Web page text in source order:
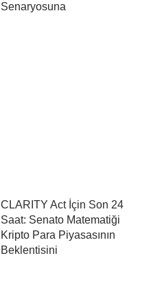
Senaryosuna
CLARITY Act İçin Son 24
Saat: Senato Matematiği
Kripto Para Piyasasının
Beklentisini